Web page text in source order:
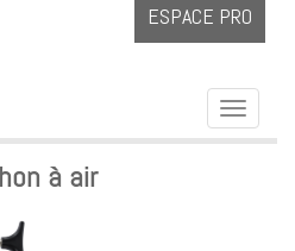
ESPACE PRO
Toggle
à air